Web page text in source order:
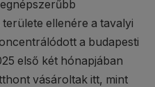
ellenére a tavalyi
a budapesti
első két hónapjában
vásároltak itt, mint